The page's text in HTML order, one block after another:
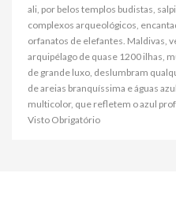
ali, por belos templos budistas,
complexos arqueológicos,
orfanatos de elefantes. Maldivas,
arquipélago de quase 1200 ilhas,
de grande luxo, deslumbram
de areias branquíssima e águas
multicolor, que refletem o azul
Visto Obrigatório